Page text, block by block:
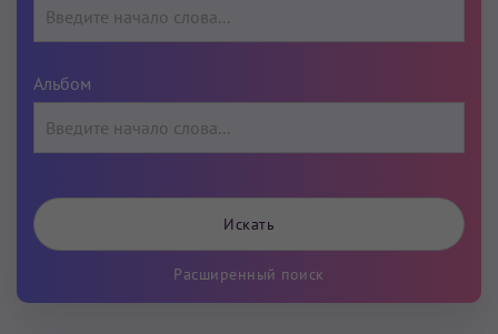
Альбом
Расширенный поиск